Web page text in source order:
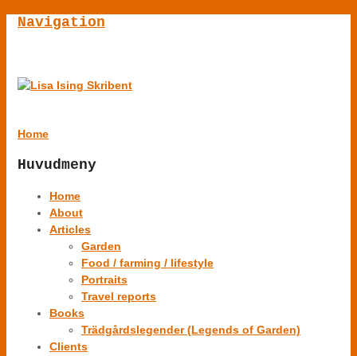
Navigation
Home
Huvudmeny
Home
About
Articles
Garden
Food / farming / lifestyle
Portraits
Travel reports
Books
Trädgårdslegender (Legends of Garden)
Clients